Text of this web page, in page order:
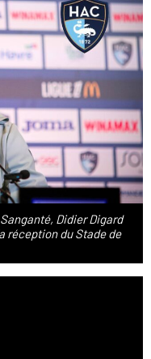
Didier Digard
réception du Stade de